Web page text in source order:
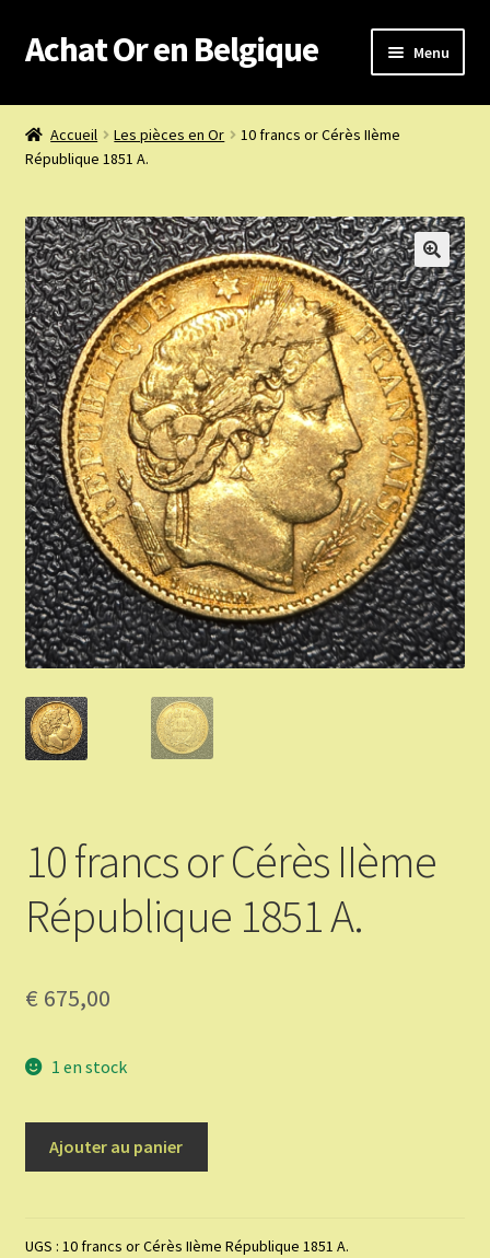
Aller
à
navigation
Aller
au
Achat Or en Belgique Menu
Achat or en Belgique
Boutique or et argent
Confidentialité
Heures d’ouverture
Nous achetons
Nous contacter
Validation de la commande
Vous Vendez
Articles Or et Argent
Conditions d’utilisation
Mon compte
Accueil Les pièces en Or
10 francs or Cérès IIème
République 1851 A.
10 francs or Cérès IIème
République 1851 A.
€ 675,00
1 en stock
or
Ajouter au panier
UGS : 10 francs or Cérès IIème République 1851 A.